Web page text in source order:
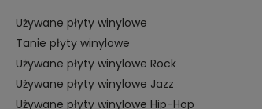
Używane płyty winylowe
Tanie płyty winylowe
Używane płyty winylowe Rock
Używane płyty winylowe Jazz
Używane płyty winylowe Hip-Hop